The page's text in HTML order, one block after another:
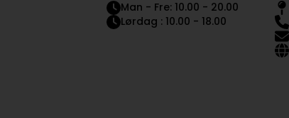
Man - Fre: 10.00 - 20.00
Lørdag : 10.00 - 18.00